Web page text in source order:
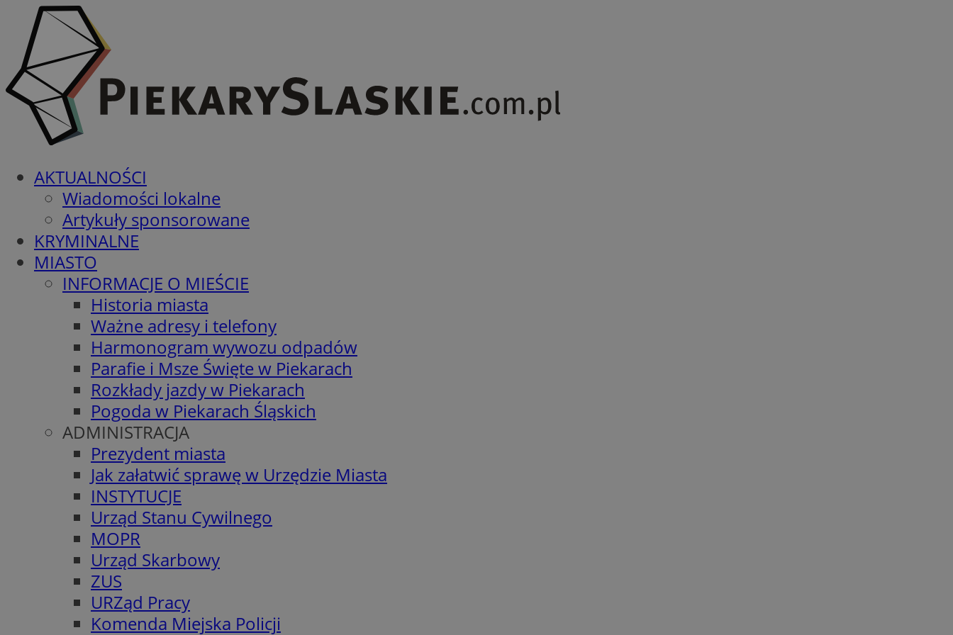
AKTUALNOŚCI
Wiadomości lokalne
Artykuły sponsorowane
KRYMINALNE
MIASTO
INFORMACJE O MIEŚCIE
Historia miasta
Ważne adresy i telefony
Harmonogram wywozu odpadów
Parafie i Msze Święte w Piekarach
Rozkłady jazdy w Piekarach
Pogoda w Piekarach Śląskich
ADMINISTRACJA
Prezydent miasta
Jak załatwić sprawę w Urzędzie Miasta
INSTYTUCJE
Urząd Stanu Cywilnego
MOPR
Urząd Skarbowy
ZUS
URZąd Pracy
Komenda Miejska Policji